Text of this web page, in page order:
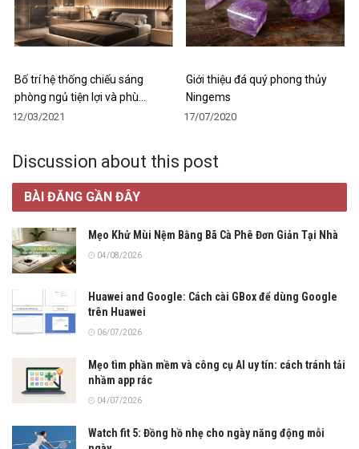
Bố trí hệ thống chiếu sáng
phòng ngủ tiện lợi và phù…
12/03/2021
Giới thiệu đá quý phong thủy
Ningems
17/07/2020
Discussion about this post
BÀI ĐĂNG GẦN ĐÂY
Mẹo Khử Mùi Nệm Bằng Bã Cà Phê Đơn Giản Tại Nhà
04/08/2026
Huawei and Google: Cách cài GBox để dùng Google
trên Huawei
06/07/2026
Mẹo tìm phần mềm và công cụ AI uy tín: cách tránh tải
nhầm app rác
04/07/2026
Watch fit 5: Đồng hồ nhẹ cho ngày năng động mỗi